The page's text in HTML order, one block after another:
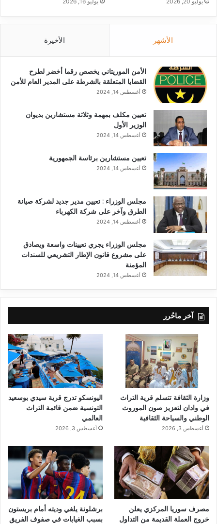
الأشهر الأخيرة
الأمن الموريتاني يخصص رقما أخضر لطرح
القضايا المتعلقة بالشرطة على المدير العام للأمن
أغسطس 14, 2024
تعيين مكلف بمهمة وثلاثة مستشارين بديوان
الوزير الأول
أغسطس 14, 2024
تعيين مستشارين برئاسة الجمهورية
أغسطس 14, 2024
مجلس الوزراء : تعيين مدير جديد لشركة صيانة
الطرق وآخر على شركة الكهرباء
أغسطس 14, 2024
مجلس الوزراء يجري تعيينات واسعة ويصادق
على مشروع قانون الإطار التشريعي للسندات
المؤمنة
أغسطس 14, 2024
آخر ماحُرر
وزارة الثقافة تتسلم قرية التراث
في وادان لتعزيز صون الموروث
الوطني والسياحة الثقافية
أغسطس 3, 2026
اليونسكو تدرج قرية سيدي بوسعيد
التونسية ضمن قائمة التراث
العالمي
أغسطس 3, 2026
مصرف سوريا المركزي يعلن
خروج العملة القديمة من التداول
برشلونة يلغي وديته أمام بريستون
بسبب الغيابات في صفوف الفريق